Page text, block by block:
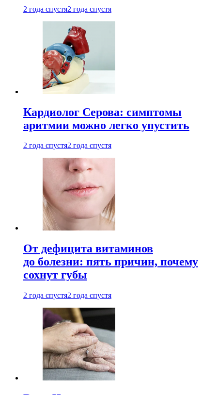
2 года спустя2 года спустя
Кардиолог Серова: симптомы
аритмии можно легко упустить
2 года спустя2 года спустя
От дефицита витаминов
до болезни: пять причин, почему
сохнут губы
2 года спустя2 года спустя